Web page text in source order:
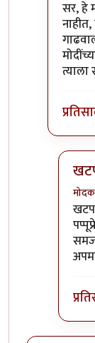
In
सर, हे
मोदक
In